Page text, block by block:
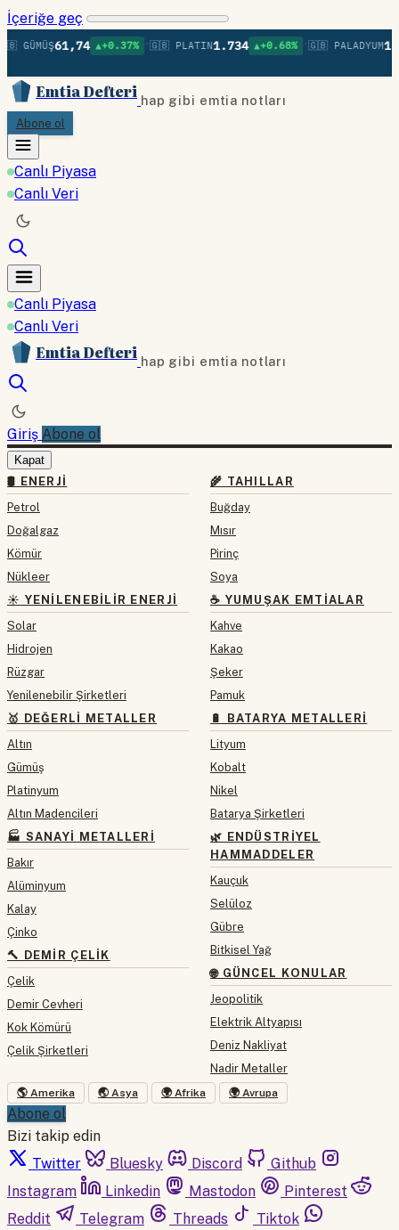
İçeriğe geç
61,74 ▲+0.37% •🇬🇧 PLATIN1.734 ▲+0.68% •🇬🇧 PALADYUM
Emtia Defteri hap gibi emtia notları
Abone ol
Canlı Piyasa
Canlı Veri
Canlı Piyasa
Canlı Veri
Emtia Defteri hap gibi emtia notları
Giriş Abone ol
Kapat
🛢 ENERJI
Petrol
Doğalgaz
Kömür
Nükleer
☀️ YENILENEBILIR ENERJI
Solar
Hidrojen
Rüzgar
Yenilenebilir Şirketleri
🥇 DEĞERLI METALLER
Altın
Gümüş
Platinyum
Altın Madencileri
🏭 SANAYI METALLERI
Bakır
Alüminyum
Kalay
Çinko
🔨 DEMIR ÇELIK
Çelik
Demir Cevheri
Kok Kömürü
Çelik Şirketleri
🌾 TAHILLAR
Buğday
Mısır
Pirinç
Soya
☕ YUMUŞAK EMTIALAR
Kahve
Kakao
Şeker
Pamuk
🔋 BATARYA METALLERI
Lityum
Kobalt
Nikel
Batarya Şirketleri
🌿 ENDÜSTRIYEL
HAMMADDELER
Kauçuk
Selüloz
Gübre
Bitkisel Yağ
🌐 GÜNCEL KONULAR
Jeopolitik
Elektrik Altyapısı
Deniz Nakliyat
Nadir Metaller
🌎 Amerika 🌏 Asya 🌍 Afrika 🌍 Avrupa
Abone ol
Bizi takip edin
Twitter
Bluesky Discord
Github
Instagram
Linkedin Mastodon
Pinterest
Reddit
Telegram Threads
Tiktok